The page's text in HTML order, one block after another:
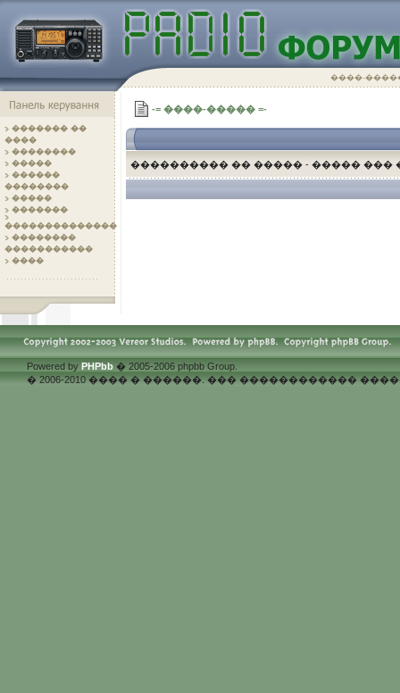
����-
������� ��
����
��������
�����
������
��������
�����
�������
��������������
��������
�����������
����
-= ����-����� =-
���������� �� ����� - ����� ���
Powered by PHPbb � 2005-2006 phpbb Group.
� 2006-2010 ���� � ������. ��� ������������